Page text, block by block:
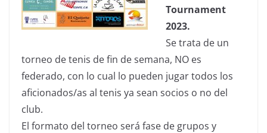
Tournament
2023.
Se trata de un
torneo de tenis de fin de semana, NO es
federado, con lo cual lo pueden jugar todos los
aficionados/as al tenis ya sean socios o no del
club.
El formato del torneo será fase de grupos y